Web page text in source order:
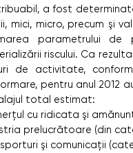
a fost
mici, micro, precum şi
parametrului de
riscului. Ca
de activitate,
pentru anul 2012
total estimat:
cu ridicata şi
prelucrătoare (din
şi comunicaţii